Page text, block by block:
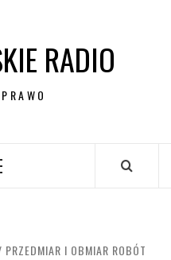
RADIO
PRZEDMIAR I OBMIAR ROBÓT